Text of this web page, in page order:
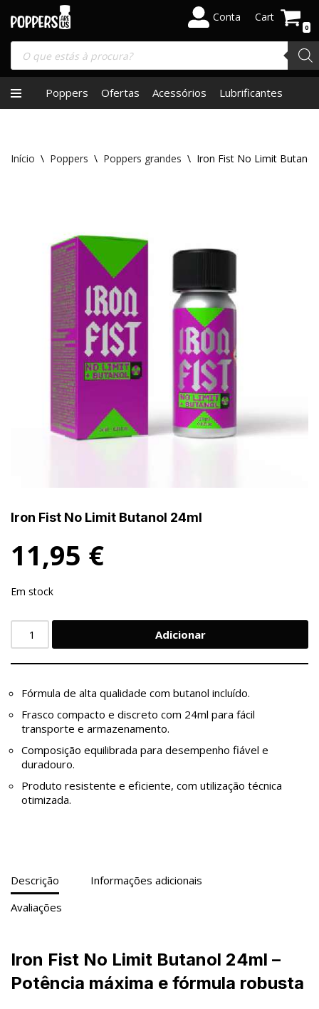
content
Conta Cart
0
Poppers Ofertas Acessórios Lubrificantes
Início \ Poppers \ Poppers grandes \ Iron Fist No Limit Butanol
Iron Fist No Limit Butanol 24ml
11,95 €
Em stock
Adicionar
Fórmula de alta qualidade com butanol incluído.
Frasco compacto e discreto com 24ml para fácil
transporte e armazenamento.
Composição equilibrada para desempenho fiável e
duradouro.
Produto resistente e eficiente, com utilização técnica
otimizada.
Descrição
Informações adicionais
Avaliações
Iron Fist No Limit Butanol 24ml –
Potência máxima e fórmula robusta